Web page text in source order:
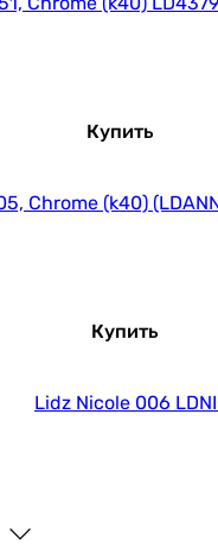
Купить
Chrome (k40)
Купить
Lidz Nicole 006